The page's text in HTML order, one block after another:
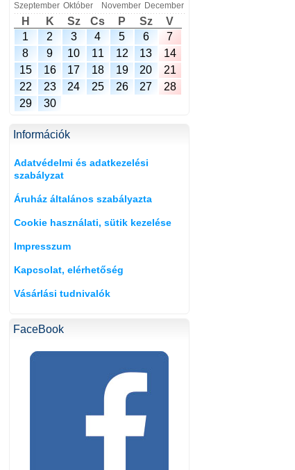
Szeptember Október November December
H K Sz Cs P Sz
V
1
2 3 4 5 6
7
8
9 10 11 12 13
14
15
16 17 18 19 20
21
22
23 24 25 26 27
28
29
30
Információk
Adatvédelmi és adatkezelési
szabályzat
Áruház általános szabályazta
Cookie használati, sütik kezelése
Impresszum
Kapcsolat, elérhetőség
Vásárlási tudnivalók
FaceBook